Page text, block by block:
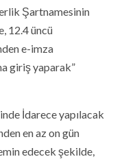
Şartnamesinin
12.4 üncü
e-imza
giriş yaparak”
İdarece yapılacak
en az on gün
edecek şekilde,